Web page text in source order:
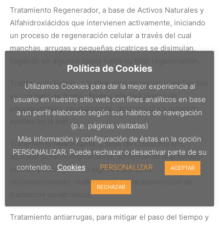
Tratamiento Regenerador, a base de Activos Naturales y
Alfahidroxiácidos que intervienen activamente, iniciando
un proceso de regeneración celular a través del cual
manchas, arrugas y pequeñas cicatrices se disimulan,
Tratamiento Nutritivo, tratamiento intensivo, cuya función
es combatir de forma rápida y efectiva signos de
envejecimiento, revitalización, desnutrición y manchas
Tratamiento Reafirmante, a base de Coenzima Q10
aplicada biotecnológicamente, aumentando la actividad
celular, y consiguiendo signos visibles de
rejuvenecimiento, reafirmación y una disminución de
trastornos epidérmicos.
Tratamiento antiarrugas, para mitigar el paso del tiempo y
Política de Cookies
Utilizamos Cookies para dar la mejor experiencia al
usuario en nuestro sitio web con fines analíticos en base
a un perfil elaborado según sus hábitos de navegación
(p.e. páginas visitadas)
Más información y configuración de éstas en la opción
PERSONALIZAR. Puede rechazar o desactivar parte de su
contenido. Cookies PERSONALIZAR ACEPTAR
RECHAZAR